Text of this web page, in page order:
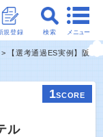
メニュー
検索
規登録
【選考通過ES実例】阪
1SCORE
ル